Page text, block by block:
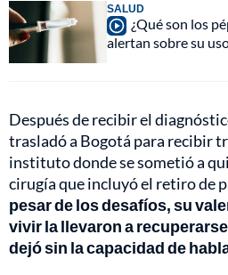
SALUD
¿Qué son los
alertan sobre su
Después de recibir el
trasladó a Bogotá para recibir
instituto donde se sometió a
cirugía que incluyó el retiro de
pesar de los desafíos, su
vivir la llevaron a
dejó sin la capacidad de